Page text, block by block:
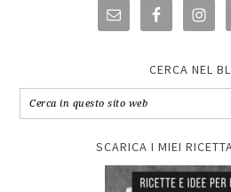
CERCA NEL
SCARICA I MIEI